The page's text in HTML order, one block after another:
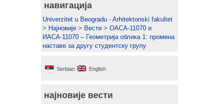
навигација
Univerzitet u Beogradu - Arhitektonski fakultet
> Најновије > Вести > ОАСА-11070 и
ИАСА-11070 – Геометрија облика 1: промена
наставе за другу студентску групу
Serbian English
најновије вести